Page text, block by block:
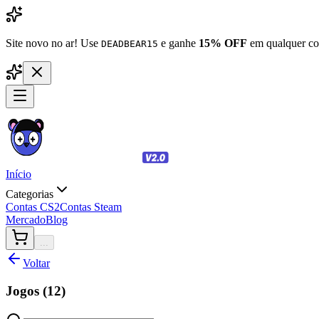
Site novo no ar! Use DEADBEAR15 e ganhe 15% OFF em qualquer
Início
Categorias
Contas CS2Contas Steam
MercadoBlog
...
Voltar
Jogos (12)